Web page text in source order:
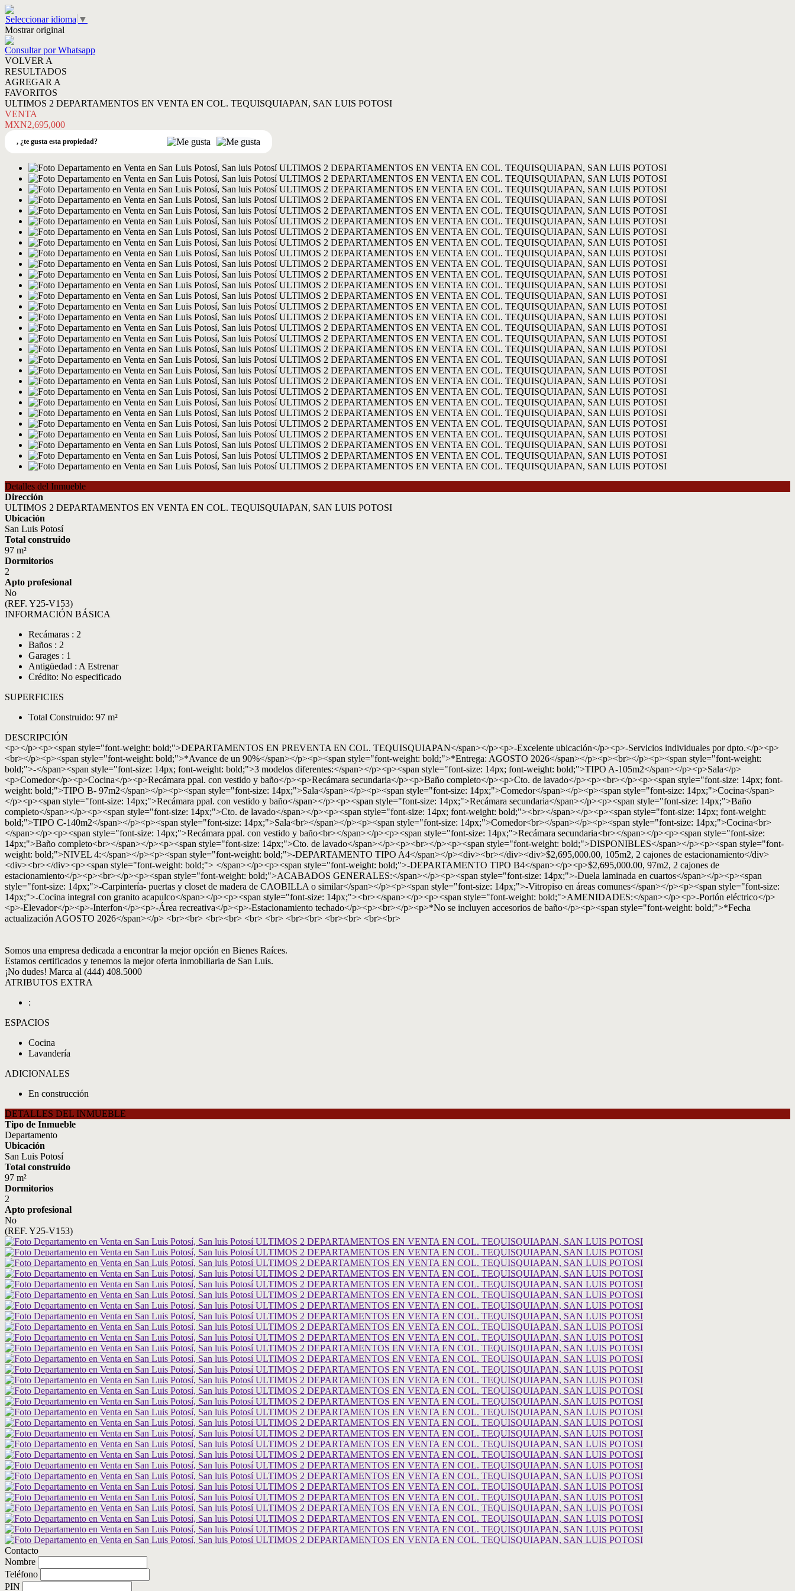
Seleccionar idioma ▼
Mostrar original
Consultar por Whatsapp
VOLVER A
RESULTADOS
AGREGAR A
FAVORITOS
ULTIMOS 2 DEPARTAMENTOS EN VENTA EN COL. TEQUISQUIAPAN, SAN LUIS POTOSI
VENTA
MXN2,695,000
, ¿te gusta esta propiedad?
Detalles del Inmueble
Dirección
ULTIMOS 2 DEPARTAMENTOS EN VENTA EN COL. TEQUISQUIAPAN, SAN LUIS POTOSI
Ubicación
San Luis Potosí
Total construido
97 m²
Dormitorios
2
Apto profesional
No
(REF. Y25-V153)
INFORMACIÓN BÁSICA
Recámaras : 2
Baños : 2
Garages : 1
Antigüedad : A Estrenar
Crédito: No especificado
SUPERFICIES
Total Construido: 97 m²
DESCRIPCIÓN
<p></p><p><span style="font-weight: bold;">DEPARTAMENTOS EN PREVENTA EN COL. TEQUISQUIAPAN</span></p><p>-Excelente ubicación</p><p>-Servicios individuales por dpto.</p><p>
<br></p><p><span style="font-weight: bold;">*Avance de un 90%</span></p><p><span style="font-weight: bold;">*Entrega: AGOSTO 2026</span></p><p><br></p><p><span style="font-weight:
bold;">-</span><span style="font-size: 14px; font-weight: bold;">3 modelos diferentes:</span></p><p><span style="font-size: 14px; font-weight: bold;">TIPO A-105m2</span></p><p>Sala</p>
<p>Comedor</p><p>Cocina</p><p>Recámara ppal. con vestido y baño</p><p>Recámara secundaria</p><p>Baño completo</p><p>Cto. de lavado</p><p><br></p><p><span style="font-size: 14px; font-
weight: bold;">TIPO B- 97m2</span></p><p><span style="font-size: 14px;">Sala</span></p><p><span style="font-size: 14px;">Comedor</span></p><p><span style="font-size: 14px;">Cocina</span>
</p><p><span style="font-size: 14px;">Recámara ppal. con vestido y baño</span></p><p><span style="font-size: 14px;">Recámara secundaria</span></p><p><span style="font-size: 14px;">Baño
completo</span></p><p><span style="font-size: 14px;">Cto. de lavado</span></p><p><span style="font-size: 14px; font-weight: bold;"><br></span></p><p><span style="font-size: 14px; font-weight:
bold;">TIPO C-140m2</span></p><p><span style="font-size: 14px;">Sala<br></span></p><p><span style="font-size: 14px;">Comedor<br></span></p><p><span style="font-size: 14px;">Cocina<br>
</span></p><p><span style="font-size: 14px;">Recámara ppal. con vestido y baño<br></span></p><p><span style="font-size: 14px;">Recámara secundaria<br></span></p><p><span style="font-size:
14px;">Baño completo<br></span></p><p><span style="font-size: 14px;">Cto. de lavado</span></p><p><br></p><p><span style="font-weight: bold;">DISPONIBLES</span></p><p><span style="font-
weight: bold;">NIVEL 4:</span></p><p><span style="font-weight: bold;">-DEPARTAMENTO TIPO A4</span></p><div><br></div><div>$2,695,000.00, 105m2, 2 cajones de estacionamiento</div>
<div><br></div><p><span style="font-weight: bold;"> </span></p><p><span style="font-weight: bold;">-DEPARTAMENTO TIPO B4</span></p><p>$2,695,000.00, 97m2, 2 cajones de
estacionamiento</p><p><br></p><p><span style="font-weight: bold;">ACABADOS GENERALES:</span></p><p><span style="font-size: 14px;">-Duela laminada en cuartos</span></p><p><span
style="font-size: 14px;">-Carpintería- puertas y closet de madera de CAOBILLA o similar</span></p><p><span style="font-size: 14px;">-Vitropiso en áreas comunes</span></p><p><span style="font-size:
14px;">-Cocina integral con granito acapulco</span></p><p><span style="font-size: 14px;"><br></span></p><p><span style="font-weight: bold;">AMENIDADES:</span></p><p>-Portón eléctrico</p>
<p>-Elevador</p><p>-Interfon</p><p>-Área recreativa</p><p>-Estacionamiento techado</p><p><br></p><p>*No se incluyen accesorios de baño</p><p><span style="font-weight: bold;">*Fecha
actualización AGOSTO 2026</span></p> <br><br> <br><br> <br> <br> <br><br> <br><br> <br><br>
Somos una empresa dedicada a encontrar la mejor opción en Bienes Raíces.
Estamos certificados y tenemos la mejor oferta inmobiliaria de San Luis.
¡No dudes! Marca al (444) 408.5000
ATRIBUTOS EXTRA
:
ESPACIOS
Cocina
Lavandería
ADICIONALES
En construcción
DETALLES DEL INMUEBLE
Tipo de Inmueble
Departamento
Ubicación
San Luis Potosí
Total construido
97 m²
Dormitorios
2
Apto profesional
No
(REF. Y25-V153)
Contacto
Nombre
Teléfono
PIN